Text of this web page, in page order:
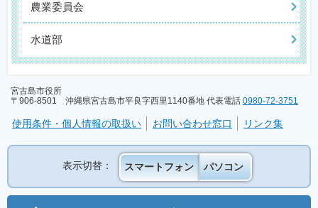
農業委員会
水道部
宮古島市役所
〒906-8501 沖縄県宮古島市平良字西里1140番地 代表電話 0980-72-3751
使用条件・個人情報の取扱い お問い合わせ窓口 リンク集
表示切替： スマートフォン パソコン